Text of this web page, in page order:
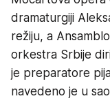
dramaturgiji
režiju, a
orkestra Srbije
je preparatore
navedeno je u